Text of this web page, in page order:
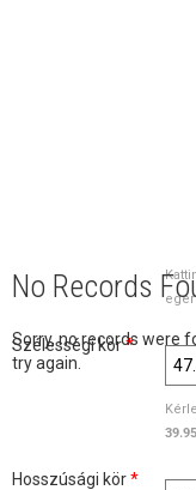
No Records
Sorry, no records were
try again.
Szélességi kör*
Hosszúsági kör*